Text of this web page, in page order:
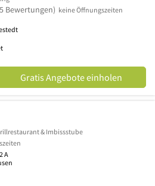
5 Sternen
Bewertungen) keine Öffnungszeiten
Gratis Angebote einholen
& Imbissstube
A